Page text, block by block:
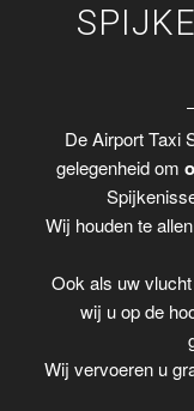
De Airport Taxi
gelegenheid om
Wij houden te
Ook als uw
wij u op de
Wij vervoeren u